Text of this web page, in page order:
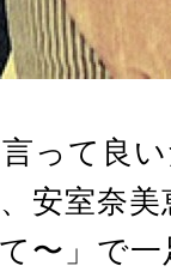
って良
安室奈
〜」で